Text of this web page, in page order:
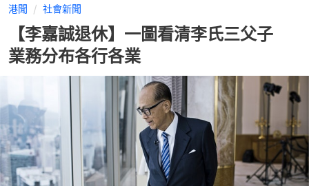
港聞 社會新聞
【李嘉誠退休】一圖看清李氏三父子
業務分布各行各業